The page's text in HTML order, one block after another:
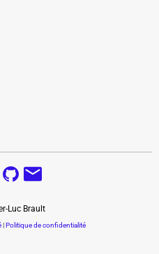
Luc Brault
|Politique de confidentialité